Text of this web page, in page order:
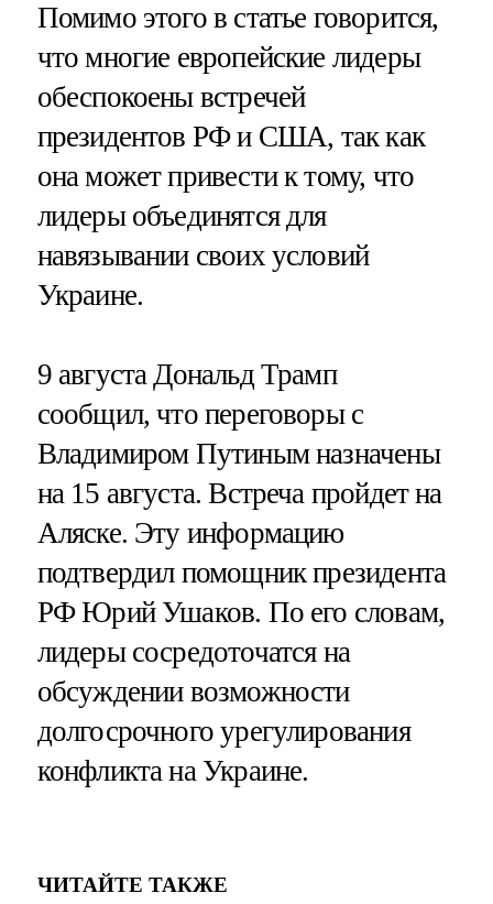
Помимо этого в статье говорится,
что многие европейские лидеры
обеспокоены встречей
президентов РФ и США, так как
она может привести к тому, что
лидеры объединятся для
навязывании своих условий
Украине.
9 августа Дональд Трамп
сообщил, что переговоры с
Владимиром Путиным назначены
на 15 августа. Встреча пройдет на
Аляске. Эту информацию
подтвердил помощник президента
РФ Юрий Ушаков. По его словам,
лидеры сосредоточатся на
обсуждении возможности
долгосрочного урегулирования
конфликта на Украине.
ЧИТАЙТЕ ТАКЖЕ